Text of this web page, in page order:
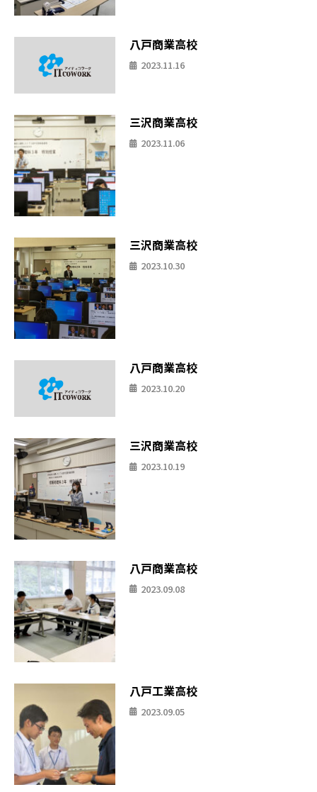
八戸商業高校
2023.11.16
三沢商業高校
2023.11.06
三沢商業高校
2023.10.30
八戸商業高校
2023.10.20
三沢商業高校
2023.10.19
八戸商業高校
2023.09.08
八戸工業高校
2023.09.05